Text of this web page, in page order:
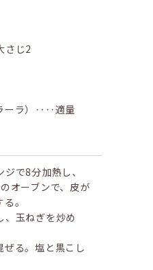
さじ2
ーラ）‥‥適量
で8分加熱し、
オーブンで、皮が
。
玉ねぎを炒め
る。塩と黒こし